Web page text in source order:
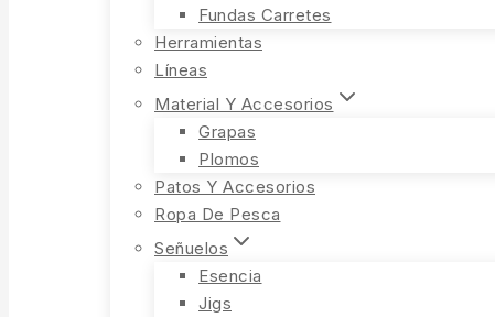
Fundas Carretes
Herramientas
Líneas
Material Y Accesorios
Grapas
Plomos
Patos Y Accesorios
Ropa De Pesca
Señuelos
Esencia
Jigs